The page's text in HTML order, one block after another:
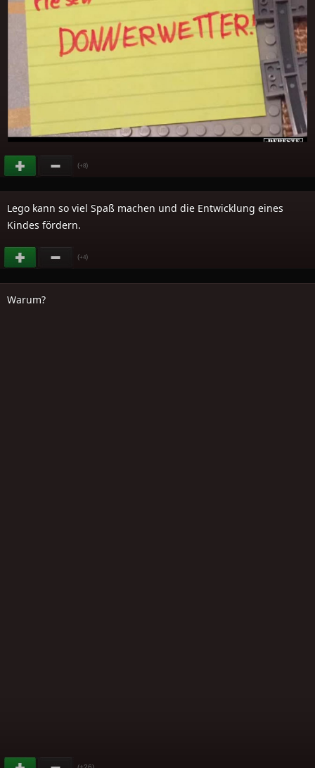
(+8)
Lego kann so viel Spaß machen und die Entwicklung eines
Kindes fördern.
(+4)
Warum?